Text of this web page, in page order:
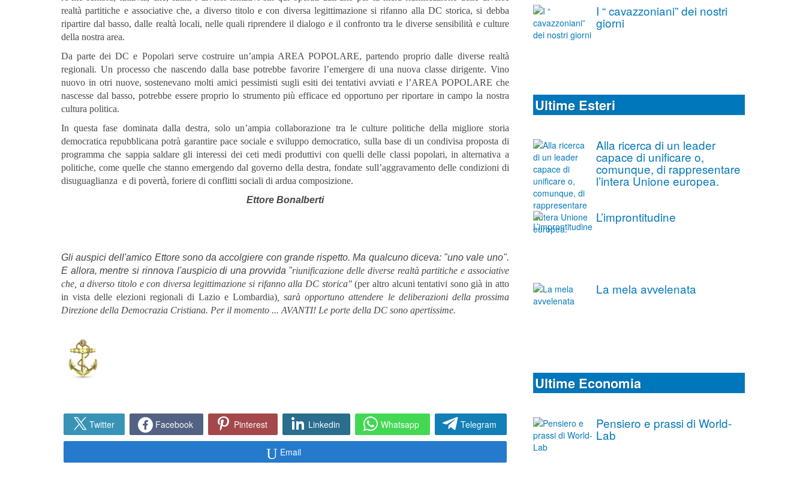
realtà partitiche e associative che, a diverso titolo e con diversa legittimazione si rifanno alla DC storica, si debba
ripartire dal basso, dalle realtà locali, nelle quali riprendere il dialogo e il confronto tra le diverse sensibilità e culture
della nostra area.
Da parte dei DC e Popolari serve costruire un’ampia AREA POPOLARE, partendo proprio dalle diverse realtà
regionali. Un processo che nascendo dalla base potrebbe favorire l’emergere di una nuova classe dirigente. Vino
nuovo in otri nuove, sostenevano molti amici pessimisti sugli esiti dei tentativi avviati e l’AREA POPOLARE che
nascesse dal basso, potrebbe essere proprio lo strumento più efficace ed opportuno per riportare in campo la nostra
cultura politica.
In questa fase dominata dalla destra, solo un’ampia collaborazione tra le culture politiche della migliore storia
democratica repubblicana potrà garantire pace sociale e sviluppo democratico, sulla base di un condivisa proposta di
programma che sappia saldare gli interessi dei ceti medi produttivi con quelli delle classi popolari, in alternativa a
politiche, come quelle che stanno emergendo dal governo della destra, fondate sull’aggravamento delle condizioni di
disuguaglianza e di povertà, foriere di conflitti sociali di ardua composizione.
Ettore Bonalberti
Gli auspici dell'amico Ettore sono da accolgiere con grande rispetto. Ma qualcuno diceva: "uno vale uno".
E allora, mentre si rinnova l'auspicio di una provvida "riunificazione delle diverse realtà partitiche e associative
che, a diverso titolo e con diversa legittimazione si rifanno alla DC storica"(per altro alcuni tentativi sono già in atto
in vista delle elezioni regionali di Lazio e Lombardia) , sarà opportuno attendere le deliberazioni della prossima
Direzione della Democrazia Cristiana. Per il momento ... AVANTI! Le porte della DC sono apertissime.
Twitter Facebook Pinterest Linkedin Whatsapp Telegram
Email
I “ cavazzoniani” dei nostri
giorni
Ultime Esteri
Alla ricerca di un leader
capace di unificare o,
comunque, di rappresentare
l’intera Unione europea.
L’improntitudine
La mela avvelenata
Ultime Economia
Pensiero e prassi di World-
Lab